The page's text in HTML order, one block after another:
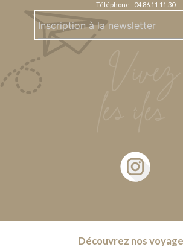
Téléphone : 04.86.11.11.30
Découvrez nos